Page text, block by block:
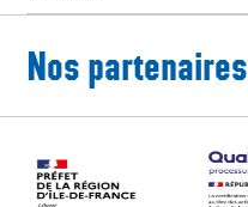
Nos partenaires